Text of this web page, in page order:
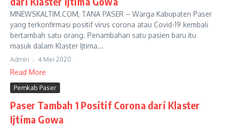
MNEWSKALTIM.COM, TANA PASER – Warga Kabupaten Paser
yang terkonfirmasi positif virus corona atau Covid-19 kembali
bertambah satu orang. Penambahan satu pasien baru itu
masuk dalam Klaster Ijtima...
Admin 4 Mei 2020
Read More
Pemkab Paser
Paser Tambah 1 Positif Corona dari Klaster
Ijtima Gowa